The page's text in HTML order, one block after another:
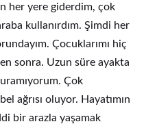
her yere giderdim, çok
kullanırdım. Şimdi her
Çocuklarımı hiç
sonra. Uzun süre ayakta
Çok
ağrısı oluyor. Hayatımın
bir arazla yaşamak